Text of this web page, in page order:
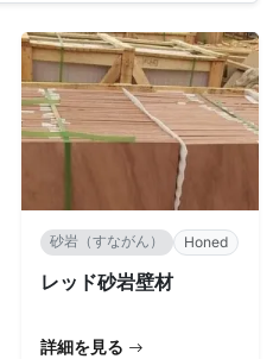
砂岩（すながん） Honed
レッド砂岩壁材
詳細を見る